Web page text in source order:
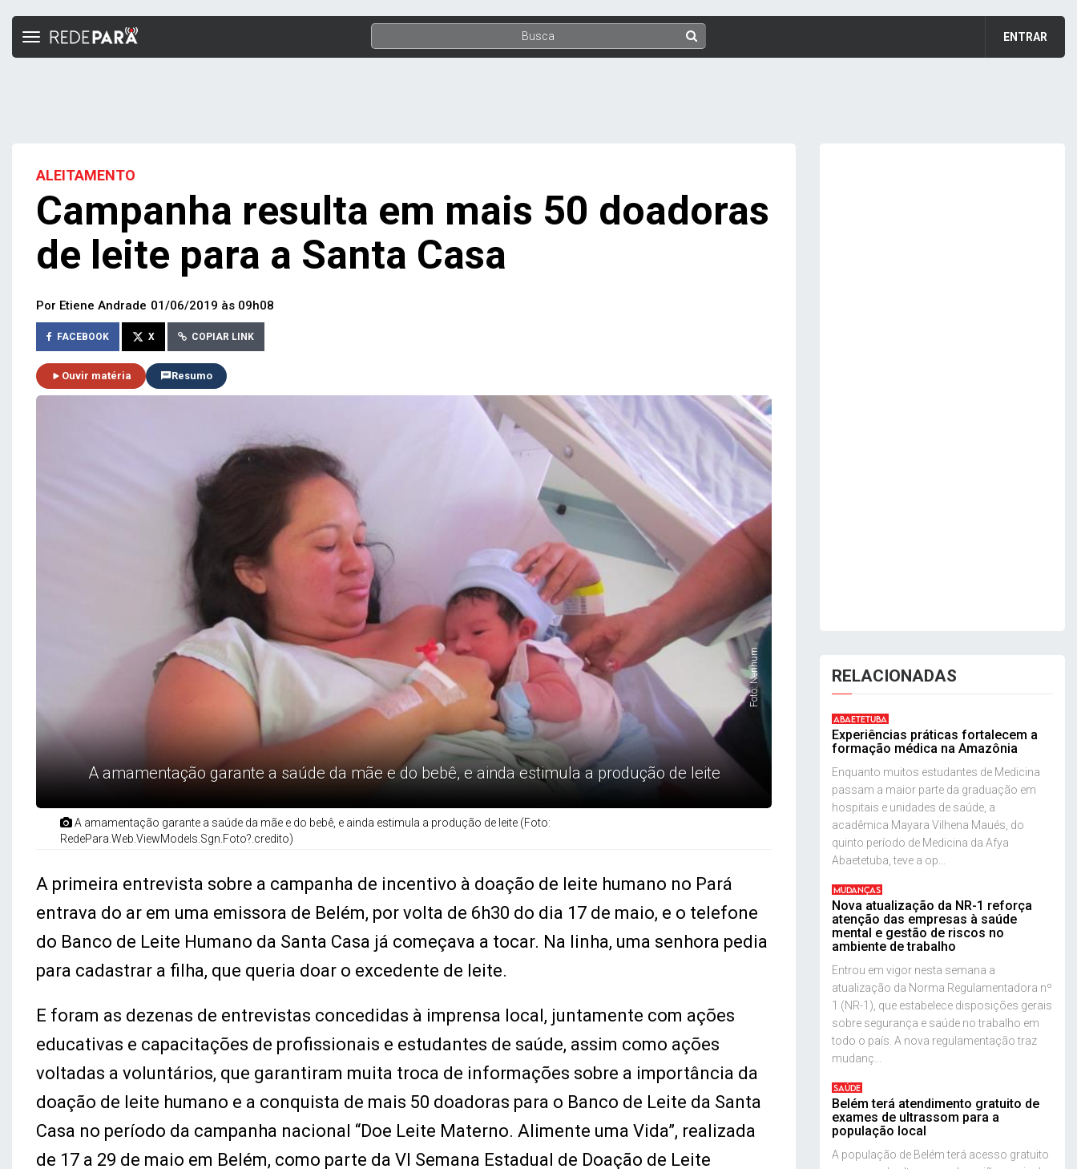
ENTRAR
Toggle
ALEITAMENTO
Campanha resulta em mais 50 doadoras
de leite para a Santa Casa
Por Etiene Andrade 01/06/2019 às 09h08
FACEBOOK X COPIAR LINK
Ouvir matéria Resumo
A amamentação garante a saúde da mãe e do bebê, e ainda estimula a produção de leite
Foto: Nenhum
A amamentação garante a saúde da mãe e do bebê, e ainda estimula a produção de leite (Foto:
RedePara.Web.ViewModels.Sgn.Foto?.credito)
A primeira entrevista sobre a campanha de incentivo à doação de leite humano no Pará
entrava do ar em uma emissora de Belém, por volta de 6h30 do dia 17 de maio, e o telefone
do Banco de Leite Humano da Santa Casa já começava a tocar. Na linha, uma senhora pedia
para cadastrar a filha, que queria doar o excedente de leite.
E foram as dezenas de entrevistas concedidas à imprensa local, juntamente com ações
educativas e capacitações de profissionais e estudantes de saúde, assim como ações
voltadas a voluntários, que garantiram muita troca de informações sobre a importância da
doação de leite humano e a conquista de mais 50 doadoras para o Banco de Leite da Santa
Casa no período da campanha nacional “Doe Leite Materno. Alimente uma Vida”, realizada
de 17 a 29 de maio em Belém, como parte da VI Semana Estadual de Doação de Leite
RELACIONADAS
ABAETETUBA
Experiências práticas fortalecem a
formação médica na Amazônia
Enquanto muitos estudantes de Medicina
passam a maior parte da graduação em
hospitais e unidades de saúde, a
acadêmica Mayara Vilhena Maués, do
quinto período de Medicina da Afya
Abaetetuba, teve a op...
MUDANÇAS
Nova atualização da NR-1 reforça
atenção das empresas à saúde
mental e gestão de riscos no
ambiente de trabalho
Entrou em vigor nesta semana a
atualização da Norma Regulamentadora nº
1 (NR-1), que estabelece disposições gerais
sobre segurança e saúde no trabalho em
todo o país. A nova regulamentação traz
mudanç...
SAÚDE
Belém terá atendimento gratuito de
exames de ultrassom para a
população local
A população de Belém terá acesso gratuito